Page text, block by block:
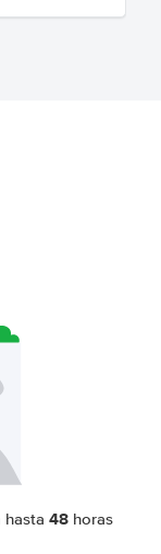
hasta 48horas